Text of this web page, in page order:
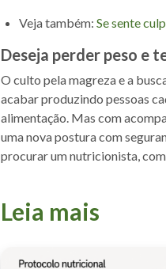
Veja também: Se sente
Deseja perder peso e
O culto pela magreza e a
acabar produzindo pessoas
alimentação. Mas com
uma nova postura com
procurar um nutricionista,
Leia mais